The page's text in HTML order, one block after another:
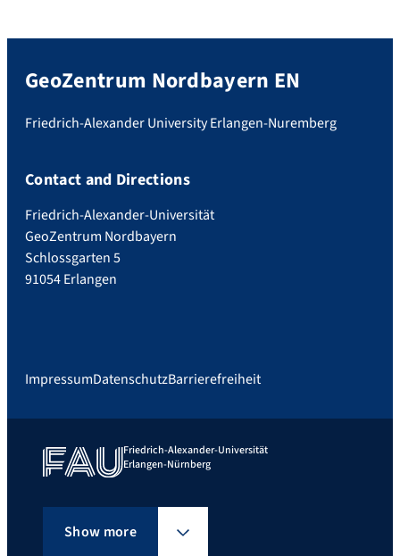
GeoZentrum Nordbayern EN
Friedrich-Alexander University Erlangen-Nuremberg
Contact and Directions
Friedrich-Alexander-Universität
GeoZentrum Nordbayern
Schlossgarten 5
91054 Erlangen
ImpressumDatenschutzBarrierefreiheit
Friedrich-Alexander-Universität
Erlangen-Nürnberg
Show more